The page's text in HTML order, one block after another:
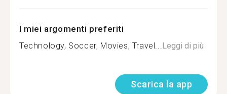
I miei argomenti preferiti
Technology, Soccer, Movies, Travel...Leggi di più
Scarica la app